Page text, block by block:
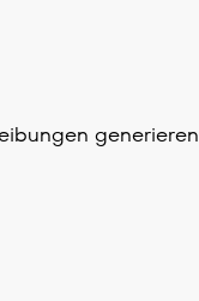
generieren.